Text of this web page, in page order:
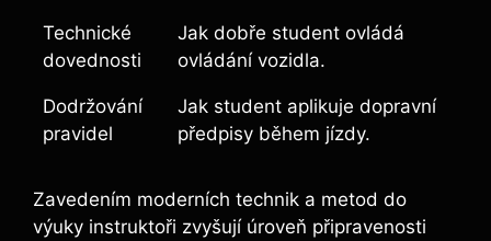
Technické
dovednosti
Jak dobře student ovládá
ovládání vozidla.
Dodržování
pravidel
Jak student aplikuje dopravní
předpisy během jízdy.
Zavedením moderních technik a metod do
výuky instruktoři zvyšují úroveň připravenosti